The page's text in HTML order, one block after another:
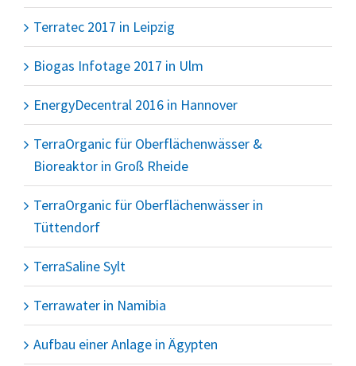
Terratec 2017 in Leipzig
Biogas Infotage 2017 in Ulm
EnergyDecentral 2016 in Hannover
TerraOrganic für Oberflächenwässer &
Bioreaktor in Groß Rheide
TerraOrganic für Oberflächenwässer in
Tüttendorf
TerraSaline Sylt
Terrawater in Namibia
Aufbau einer Anlage in Ägypten